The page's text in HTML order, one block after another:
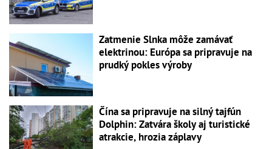
Zatmenie Slnka môže zamávať
elektrinou: Európa sa pripravuje na
prudký pokles výroby
Čína sa pripravuje na silný tajfún
Dolphin: Zatvára školy aj turistické
atrakcie, hrozia záplavy